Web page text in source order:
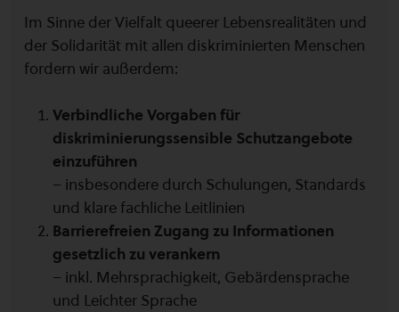
Im Sinne der Vielfalt queerer Lebensrealitäten und
der Solidarität mit allen diskriminierten Menschen
fordern wir außerdem:
Verbindliche Vorgaben für
diskriminierungssensible Schutzangebote
einzuführen
– insbesondere durch Schulungen, Standards
und klare fachliche Leitlinien
Barrierefreien Zugang zu Informationen
gesetzlich zu verankern
– inkl. Mehrsprachigkeit, Gebärdensprache
und Leichter Sprache